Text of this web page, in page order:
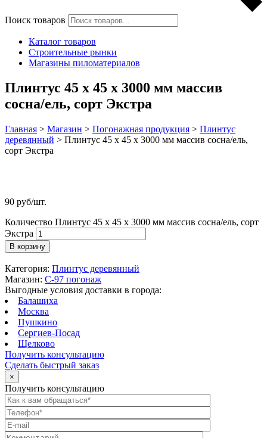
Поиск товаров
Каталог товаров
Строительные рынки
Магазины пиломатериалов
Плинтус 45 х 45 х 3000 мм массив
сосна/ель, сорт Экстра
Главная > Магазин > Погонажная продукция > Плинтус
деревянный > Плинтус 45 х 45 х 3000 мм массив сосна/ель,
сорт Экстра
90 руб/шт.
Количество Плинтус 45 х 45 х 3000 мм массив сосна/ель, сорт
Экстра
В корзину
Категория: Плинтус деревянный
Магазин: C-97 погонаж
Выгодные условия доставки в города:
Балашиха
Москва
Пушкино
Сергиев-Посад
Щелково
Получить консультацию
Сделать быстрый заказ
×
Получить консультацию